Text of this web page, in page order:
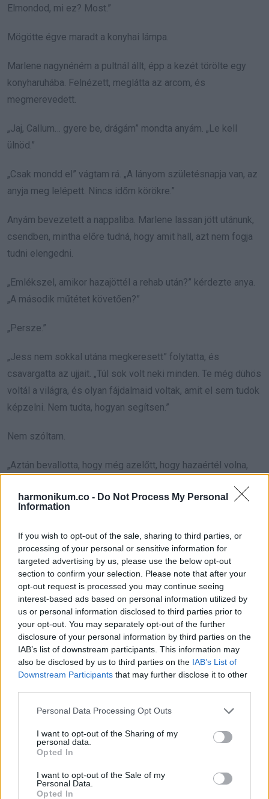
harmonikum.co - Do Not Process My Personal
Information
If you wish to opt-out of the sale, sharing to third parties, or
processing of your personal or sensitive information for
targeted advertising by us, please use the below opt-out
section to confirm your selection. Please note that after your
opt-out request is processed you may continue seeing
interest-based ads based on personal information utilized by
us or personal information disclosed to third parties prior to
your opt-out. You may separately opt-out of the further
disclosure of your personal information by third parties on the
IAB’s list of downstream participants. This information may
also be disclosed by us to third parties on the IAB’s List of
Downstream Participants that may further disclose it to other
Please note that this website/app uses one or more Google
not limited to your visit or usage behaviour. You may click to
grant or deny consent to Google and its third-party tags to
use your data for below specified purposes in below Google
consent section.
Personal Data Processing Opt Outs
I want to opt-out of the Sharing of my
personal data.
Opted In
I want to opt-out of the Sale of my
Personal Data.
Opted In
Elmondod, mi ez? Most.”
Mögötte égve maradt a konyhai lámpa.
Marlene nagynéném a pultnál állt, épp a kezét törölte egy
konyharuhába. Felnézett, meglátta az arcom, és
megmerevedett.
„Jaj, Callum… gyere be, drágám” mondta anyám. „Le kell
ülnöd.”
„Csak mondd el” vágtam rá. „A lányom születésnapja van, az
anyja meg lelépett. Nincs időm körökre.”
Anyám bevezetett a nappaliba. Marlene lassan jött utánunk,
csendben, mintha előre tudná, hogy amit hall, azt nem fogja
tudni elengedni.
„Emlékszel, amikor hazajöttél a rehab után?” kérdezte anya.
„A második műtétet követően?”
„Persze.”
„Jess nem sokkal utána megkeresett” folytatta, és
csavargatta az ujjait. „Túl sok volt neki minden. Te még dühös
voltál a világra, és olyan fájdalmaid voltak, amit el sem tudok
képzelni. Nem tudta, hogyan segítsen.”
Nem szóltam.
„Aztán bevallotta, hogy még azelőtt, hogy hazaértél volna,
egyszeri alkalom volt. Egy hiba. Aztán egy nappal az esküvő
Összeszorult a mellkasom.
„Nem tudta biztosan, hogy Evie a tiéd-e” tette hozzá. „A
rehab után újra együtt tudtatok lenni, de addig nem volt
benne biztos. És nem bírta elmondani, miután már így is
annyit veszítettél.”
Bámultam rá, és hirtelen túl erősnek tűnt a lámpa fénye.
Marlene nagynéném élesen beszívta a levegőt. „Addison, te
„Azt mondtam neki, hogy az igazság összetörne téged”
mondta vékony hangon. „Azt mondtam, ha szeret, akkor
felépíti veled az életet így is. Hogy Evie lehet a második